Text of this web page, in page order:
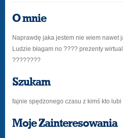
O mnie
Naprawdę jaka jestem nie wiem nawet
Ludzie błagam no ???? prezenty
????????
Szukam
fajnie spędzonego czasu z kimś kto
Moje Zainteresowania